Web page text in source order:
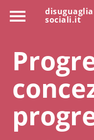
sociali.it